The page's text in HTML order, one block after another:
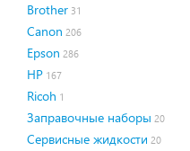
Brother 31
Canon 206
Epson 286
HP 167
Ricoh 1
Заправочные наборы 20
Сервисные жидкости 20